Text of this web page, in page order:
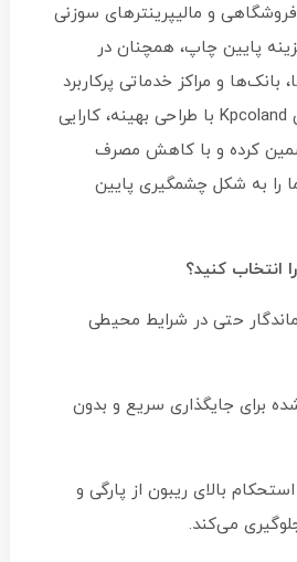
و مالیپرینترهای سوزنی
پایین چاپ، همچنان در
و مراکز خدماتی پرکاربرد
هستند. ریبون سوزنی Kpcoland با طراحی بهینه، کارایی
کرده و با کاهش مصرف
به شکل چشمگیری پایین
کنید؟
حتی در شرایط محیطی
جایگذاری سریع و بدون
بالای ریبون از پارگی و
می‌کند.